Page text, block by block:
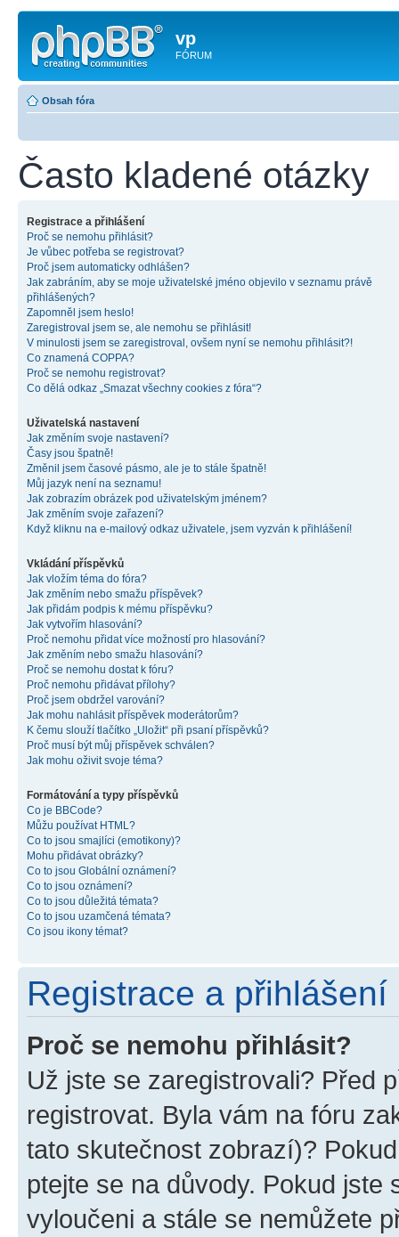
vp
FÓRUM
Obsah fóra
Často kladené otázky
Registrace a přihlášení
Proč se nemohu přihlásit?
Je vůbec potřeba se registrovat?
Proč jsem automaticky odhlášen?
Jak zabráním, aby se moje uživatelské jméno objevilo v seznamu právě
přihlášených?
Zapomněl jsem heslo!
Zaregistroval jsem se, ale nemohu se přihlásit!
V minulosti jsem se zaregistroval, ovšem nyní se nemohu přihlásit?!
Co znamená COPPA?
Proč se nemohu registrovat?
Co dělá odkaz „Smazat všechny cookies z fóra“?
Uživatelská nastavení
Jak změním svoje nastavení?
Časy jsou špatně!
Změnil jsem časové pásmo, ale je to stále špatně!
Můj jazyk není na seznamu!
Jak zobrazím obrázek pod uživatelským jménem?
Jak změním svoje zařazení?
Když kliknu na e-mailový odkaz uživatele, jsem vyzván k přihlášení!
Vkládání příspěvků
Jak vložím téma do fóra?
Jak změním nebo smažu příspěvek?
Jak přidám podpis k mému příspěvku?
Jak vytvořím hlasování?
Proč nemohu přidat více možností pro hlasování?
Jak změním nebo smažu hlasování?
Proč se nemohu dostat k fóru?
Proč nemohu přidávat přílohy?
Proč jsem obdržel varování?
Jak mohu nahlásit příspěvek moderátorům?
K čemu slouží tlačítko „Uložit“ při psaní příspěvků?
Proč musí být můj příspěvek schválen?
Jak mohu oživit svoje téma?
Formátování a typy příspěvků
Co je BBCode?
Můžu používat HTML?
Co to jsou smajlíci (emotikony)?
Mohu přidávat obrázky?
Co to jsou Globální oznámení?
Co to jsou oznámení?
Co to jsou důležitá témata?
Co to jsou uzamčená témata?
Co jsou ikony témat?
Registrace a přihlášení
Proč se nemohu přihlásit?
Už jste se zaregistrovali? Před
registrovat. Byla vám na fóru
tato skutečnost zobrazí)?
ptejte se na důvody. Pokud jste
vyloučeni a stále se nemůžete